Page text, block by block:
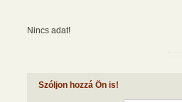
Nincs adat!
Szóljon hozzá Ön is!